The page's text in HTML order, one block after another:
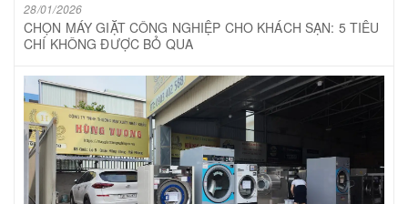
28/01/2026
CHỌN MÁY GIẶT CÔNG NGHIỆP CHO KHÁCH SẠN: 5 TIÊU
CHÍ KHÔNG ĐƯỢC BỎ QUA